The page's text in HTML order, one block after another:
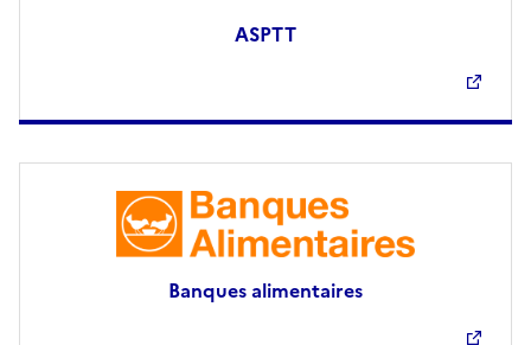
ASPTT
Banques alimentaires